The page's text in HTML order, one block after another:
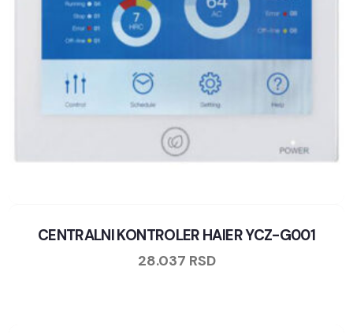
CENTRALNI KONTROLER HAIER YCZ-G001
28.037 RSD